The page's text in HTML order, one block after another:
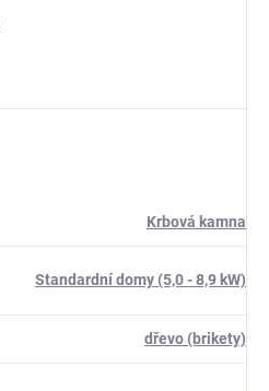
Krbová kamna
Standardní domy (5,0 - 8,9 kW)
dřevo (brikety)